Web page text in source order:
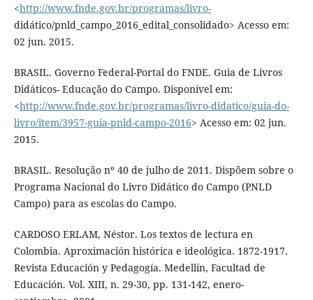
<http://www.fnde.gov.br/programas/livro-
didático/pnld_campo_2016_edital_consolidado> Acesso em:
02 jun. 2015.
BRASIL. Governo Federal-Portal do FNDE. Guia de Livros
Didáticos- Educação do Campo. Disponível em:
<http://www.fnde.gov.br/programas/livro-didatico/guia-do-
livro/item/3957-guia-pnld-campo-2016> Acesso em: 02 jun.
2015.
BRASIL. Resolução nº 40 de julho de 2011. Dispõem sobre o
Programa Nacional do Livro Didático do Campo (PNLD
Campo) para as escolas do Campo.
CARDOSO ERLAM, Néstor. Los textos de lectura en
Colombia. Aproximación histórica e ideológica. 1872-1917.
Revista Educación y Pedagogía. Medellín, Facultad de
Educación. Vol. XIII, n. 29-30, pp. 131-142, enero-